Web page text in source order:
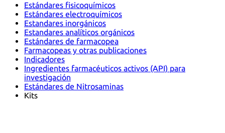
Estándares fisicoquímicos
Estándares electroquímicos
Estandares inorgánicos
Estandares analíticos orgánicos
Estándares de farmacopea
Farmacopeas y otras publicaciones
Indicadores
Ingredientes farmacéuticos activos (API) para
investigación
Estándares de Nitrosaminas
Kits